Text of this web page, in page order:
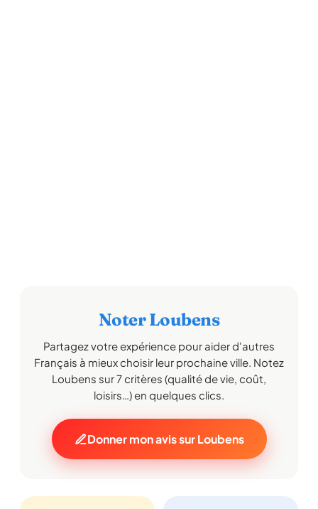
Noter Loubens
Partagez votre expérience pour aider d'autres
Français à mieux choisir leur prochaine ville. Notez
Loubens sur 7 critères (qualité de vie, coût,
loisirs…) en quelques clics.
Donner mon avis sur Loubens